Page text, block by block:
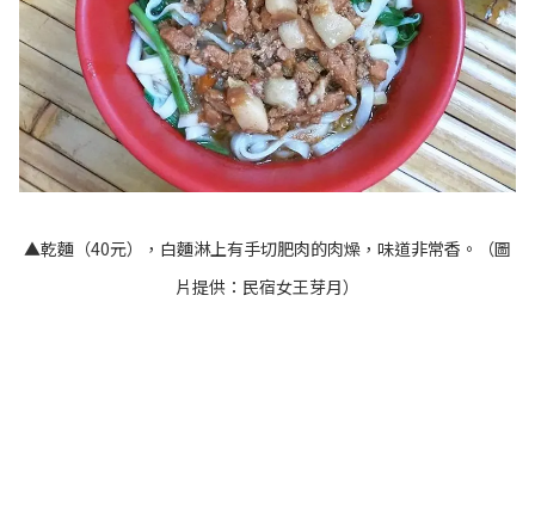
▲乾麵（40元），白麵淋上有手切肥肉的肉燥，味道非常香。（圖
片提供：民宿女王芽月）